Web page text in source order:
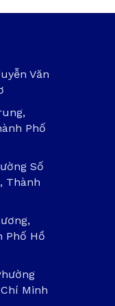
Văn
Phố
Số
Thành
Phố Hồ
Minh